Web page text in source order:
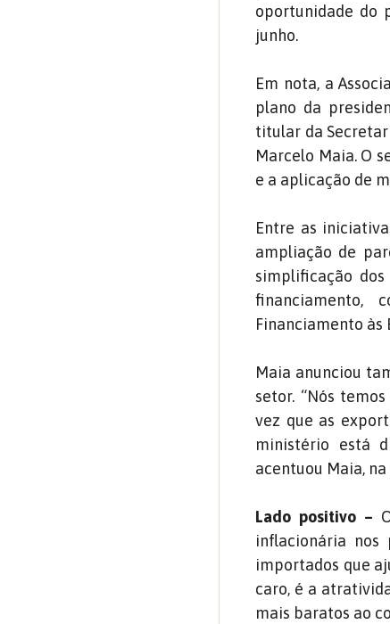
oportunidade do
junho.
Em nota, a
plano da
titular da
Marcelo Maia. O
e a aplicação de
Entre as
ampliação de
simplificação
financiamento,
Financiamento às
Maia anunciou
setor. “Nós
vez que as
ministério está
acentuou Maia,
Lado positivo –
inflacionária nos
importados que
caro, é a
mais baratos ao